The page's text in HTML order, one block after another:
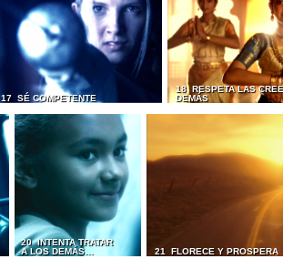
17 SÉ COMPETENTE
18 RESPETA LAS
DEMÁS
20 INTENTA TRATAR
A LOS DEMÁS…
21 FLORECE Y PROSPERA